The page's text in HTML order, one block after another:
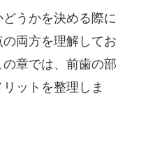
うかを決める際に
両方を理解してお
章では、前歯の部
ットを整理しま